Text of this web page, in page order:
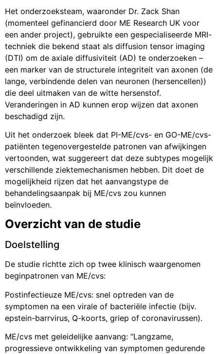
Het onderzoeksteam, waaronder Dr. Zack Shan
(momenteel gefinancierd door ME Research UK voor
een ander project), gebruikte een gespecialiseerde MRI-
techniek die bekend staat als diffusion tensor imaging
(DTI) om de axiale diffusiviteit (AD) te onderzoeken –
een marker van de structurele integriteit van axonen (de
lange, verbindende delen van neuronen (hersencellen))
die deel uitmaken van de witte hersenstof.
Veranderingen in AD kunnen erop wijzen dat axonen
beschadigd zijn.
Uit het onderzoek bleek dat PI-ME/cvs- en GO-ME/cvs-
patiënten tegenovergestelde patronen van afwijkingen
vertoonden, wat suggereert dat deze subtypes mogelijk
verschillende ziektemechanismen hebben. Dit doet de
mogelijkheid rijzen dat het aanvangstype de
behandelingsaanpak bij ME/cvs zou kunnen
beïnvloeden.
Overzicht van de studie
Doelstelling
De studie richtte zich op twee klinisch waargenomen
beginpatronen van ME/cvs:
Postinfectieuze ME/cvs: snel optreden van de
symptomen na een virale of bacteriële infectie (bijv.
epstein-barrvirus, Q-koorts, griep of coronavirussen).
ME/cvs met geleidelijke aanvang: “Langzame,
progressieve ontwikkeling van symptomen gedurende